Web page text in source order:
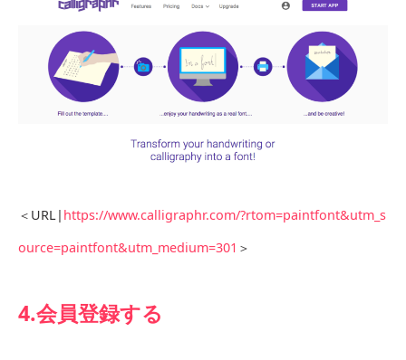
＜URL| https://www.calligraphr.com/?rtom=paintfont&utm_s
ource=paintfont&utm_medium=301 ＞
4.会員登録する